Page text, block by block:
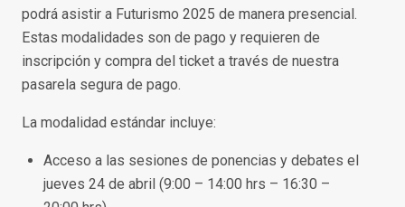
podrá asistir a Futurismo 2025 de manera presencial.
Estas modalidades son de pago y requieren de
inscripción y compra del ticket a través de nuestra
pasarela segura de pago.
La modalidad estándar incluye:
Acceso a las sesiones de ponencias y debates el
jueves 24 de abril (9:00 – 14:00 hrs – 16:30 –